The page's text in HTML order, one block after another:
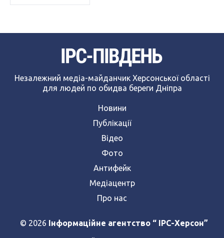
Незалежний медіа-майданчик Херсонської області
для людей по обидва береги Дніпра
Новини
Публікації
Відео
Фото
Антифейк
Медіацентр
Про нас
© 2026 Інформаційне агентство “ IPC-Херсон”